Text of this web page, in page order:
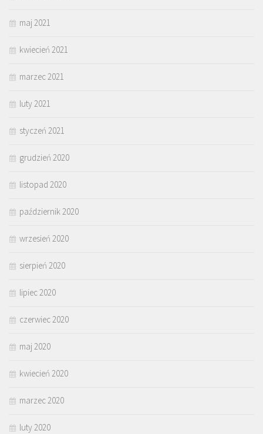
maj 2021
kwiecień 2021
marzec 2021
luty 2021
styczeń 2021
grudzień 2020
listopad 2020
październik 2020
wrzesień 2020
sierpień 2020
lipiec 2020
czerwiec 2020
maj 2020
kwiecień 2020
marzec 2020
luty 2020